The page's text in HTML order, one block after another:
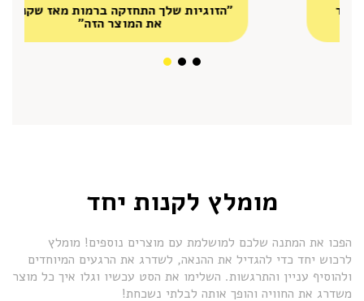
"הזוגיות שלך התחזקה ברמות מאז שקנית
את המוצר הזה"
מומלץ לקנות יחד
הפכו את המתנה שלכם למושלמת עם מוצרים נוספים! מומלץ
לרכוש יחד כדי להגדיל את ההנאה, לשדרג את הרגעים המיוחדים
ולהוסיף עניין והתרגשות. השלימו את הסט עכשיו וגלו איך כל מוצר
משדרג את החוויה והופך אותה לבלתי נשכחת!